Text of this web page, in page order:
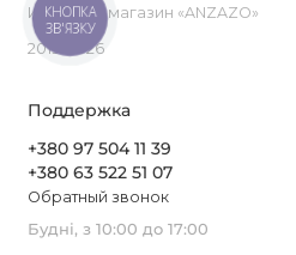
Интернет-магазин «ANZAZO»
2019-2026
Поддержка
+380 97 504 11 39
+380 63 522 51 07
Обратный звонок
Будні, з 10:00 до 17:00
КНОПКА
ЗВ'ЯЗКУ